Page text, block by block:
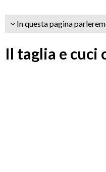
In questa pagina
Il taglia e cuci